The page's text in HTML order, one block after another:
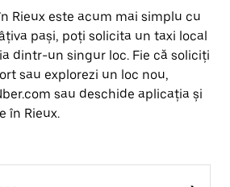
Rieux este acum mai simplu cu
pași, poți solicita un taxi local
dintr-un singur loc. Fie că soliciți
sau explorezi un loc nou,
sau deschide aplicația și
în Rieux.